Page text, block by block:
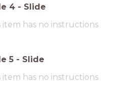
4 - Slide
item has no instructions
5 - Slide
item has no instructions